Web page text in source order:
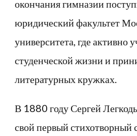
окончания гимназии
юридический факультет
университета, где активно
студенческой жизни и
литературных кружках.
В 1880 году Сергей
свой первый стихотворный